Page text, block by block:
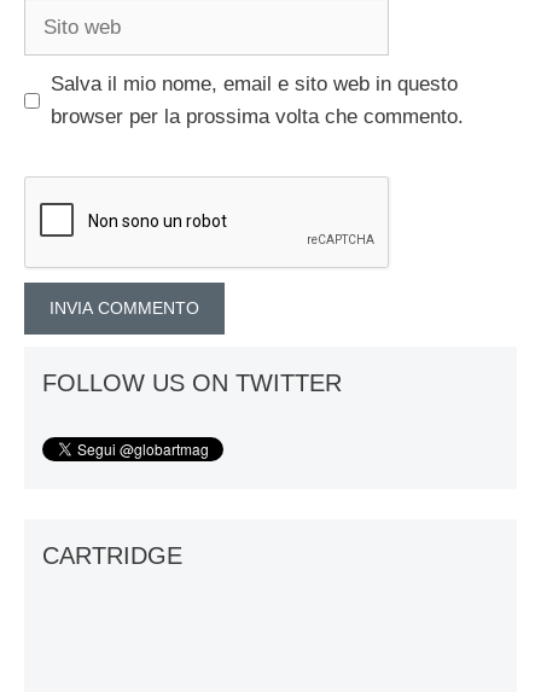
Sito
Salva il mio nome, email e sito web in questo
browser per la prossima volta che commento.
FOLLOW US ON TWITTER
CARTRIDGE